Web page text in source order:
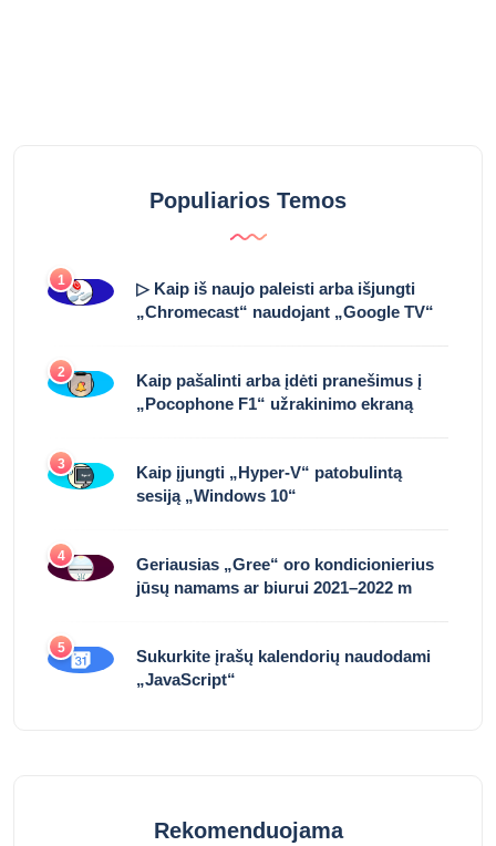
Populiarios Temos
1
▷ Kaip iš naujo paleisti arba išjungti
„Chromecast“ naudojant „Google TV“
2
Kaip pašalinti arba įdėti pranešimus į
„Pocophone F1“ užrakinimo ekraną
3
Kaip įjungti „Hyper-V“ patobulintą
sesiją „Windows 10“
4
Geriausias „Gree“ oro kondicionierius
jūsų namams ar biurui 2021–2022 m
5
Sukurkite įrašų kalendorių naudodami
„JavaScript“
Rekomenduojama